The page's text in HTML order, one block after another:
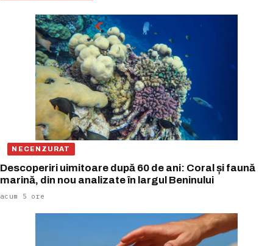
NECENZURAT
Descoperiri uimitoare după 60 de ani: Coral și faună
marină, din nou analizate în largul Beninului
acum 5 ore